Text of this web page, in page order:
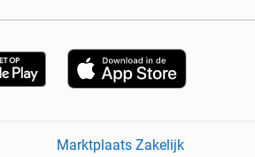
Marktplaats Zakelijk